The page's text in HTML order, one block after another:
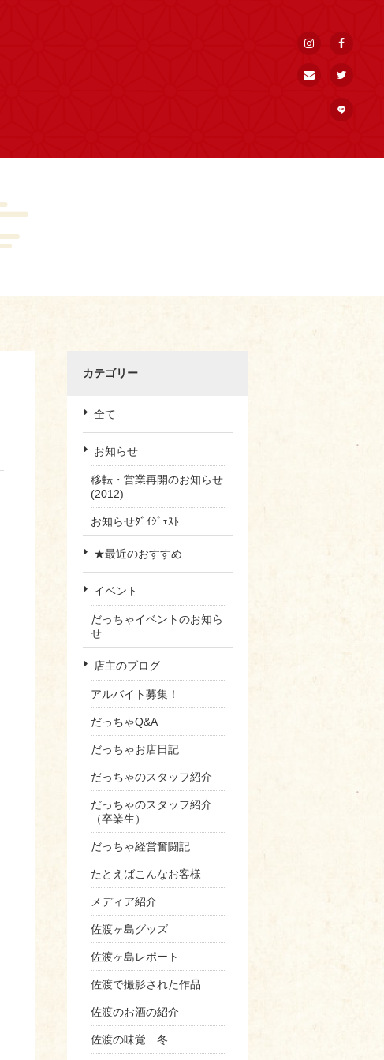
カテゴリー
全て
お知らせ
移転・営業再開のお知らせ
(2012)
お知らせﾀﾞｲｼﾞｪｽﾄ
★最近のおすすめ
イベント
だっちゃイベントのお知ら
せ
店主のブログ
アルバイト募集！
だっちゃQ&A
だっちゃお店日記
だっちゃのスタッフ紹介
だっちゃのスタッフ紹介
（卒業生）
だっちゃ経営奮闘記
たとえばこんなお客様
メディア紹介
佐渡ヶ島グッズ
佐渡ヶ島レポート
佐渡で撮影された作品
佐渡のお酒の紹介
佐渡の味覚 冬